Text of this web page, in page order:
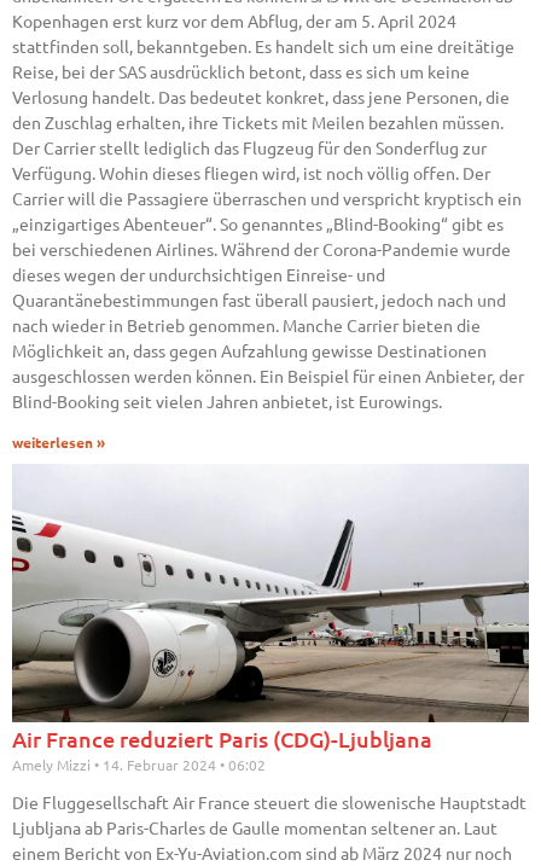
Kopenhagen erst kurz vor dem Abflug, der am 5. April 2024
stattfinden soll, bekanntgeben. Es handelt sich um eine dreitätige
Reise, bei der SAS ausdrücklich betont, dass es sich um keine
Verlosung handelt. Das bedeutet konkret, dass jene Personen, die
den Zuschlag erhalten, ihre Tickets mit Meilen bezahlen müssen.
Der Carrier stellt lediglich das Flugzeug für den Sonderflug zur
Verfügung. Wohin dieses fliegen wird, ist noch völlig offen. Der
Carrier will die Passagiere überraschen und verspricht kryptisch ein
„einzigartiges Abenteuer“. So genanntes „Blind-Booking“ gibt es
bei verschiedenen Airlines. Während der Corona-Pandemie wurde
dieses wegen der undurchsichtigen Einreise- und
Quarantänebestimmungen fast überall pausiert, jedoch nach und
nach wieder in Betrieb genommen. Manche Carrier bieten die
Möglichkeit an, dass gegen Aufzahlung gewisse Destinationen
ausgeschlossen werden können. Ein Beispiel für einen Anbieter, der
Blind-Booking seit vielen Jahren anbietet, ist Eurowings.
weiterlesen »
Air France reduziert Paris (CDG)-Ljubljana
Amely Mizzi 14. Februar 2024 06:02
Die Fluggesellschaft Air France steuert die slowenische Hauptstadt
Ljubljana ab Paris-Charles de Gaulle momentan seltener an. Laut
einem Bericht von Ex-Yu-Aviation.com sind ab März 2024 nur noch